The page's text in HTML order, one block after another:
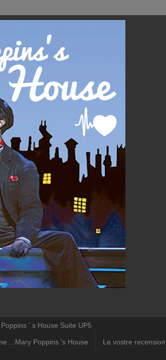
' s House Suite UP5
...Mary Poppins 's House Le vostre recensioni